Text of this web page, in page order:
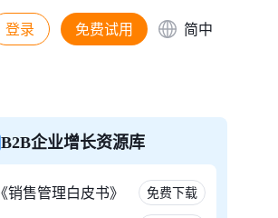
登录 免费试用 简中
B2B企业增长资源库
《销售管理白皮书》 免费下载